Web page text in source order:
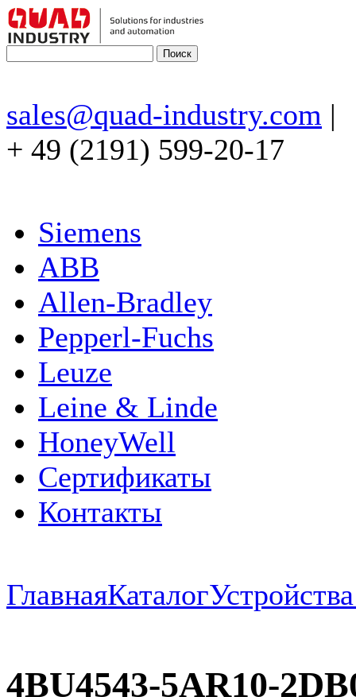
sales@quad-industry.com |
+ 49 (2191) 599-20-17
Siemens
ABB
Allen-Bradley
Pepperl-Fuchs
Leuze
Leine & Linde
HoneyWell
Сертификаты
Контакты
ГлавнаяКаталог
4BU4543-5AR10-